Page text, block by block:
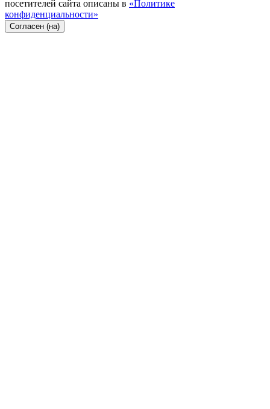
посетителей сайта описаны в «Политике
конфиденциальности»
Согласен (на)